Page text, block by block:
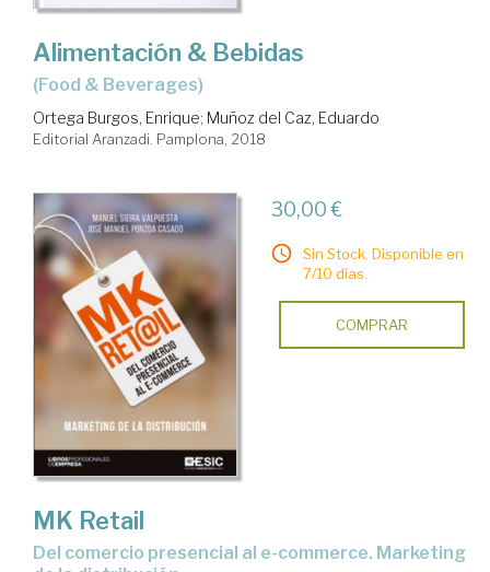
Alimentación & Bebidas
(Food & Beverages)
Ortega Burgos, Enrique; Muñoz del Caz, Eduardo
Editorial Aranzadi. Pamplona, 2018
30,00 €
Sin Stock. Disponible en
7/10 días.
COMPRAR
MK Retail
del comercio presencial al e-commerce. Marketing